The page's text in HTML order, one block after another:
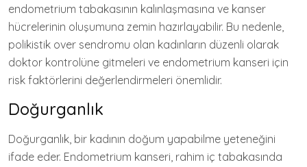
endometrium tabakasının kalınlaşmasına ve kanser
hücrelerinin oluşumuna zemin hazırlayabilir. Bu nedenle,
polikistik over sendromu olan kadınların düzenli olarak
doktor kontrolüne gitmeleri ve endometrium kanseri için
risk faktörlerini değerlendirmeleri önemlidir.
Doğurganlık
Doğurganlık, bir kadının doğum yapabilme yeteneğini
ifade eder. Endometrium kanseri, rahim iç tabakasında